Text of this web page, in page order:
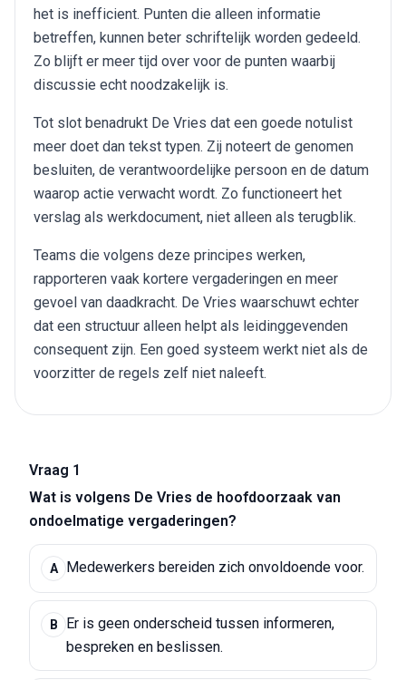
het is inefficient. Punten die alleen informatie
betreffen, kunnen beter schriftelijk worden gedeeld.
Zo blijft er meer tijd over voor de punten waarbij
discussie echt noodzakelijk is.
Tot slot benadrukt De Vries dat een goede notulist
meer doet dan tekst typen. Zij noteert de genomen
besluiten, de verantwoordelijke persoon en de datum
waarop actie verwacht wordt. Zo functioneert het
verslag als werkdocument, niet alleen als terugblik.
Teams die volgens deze principes werken,
rapporteren vaak kortere vergaderingen en meer
gevoel van daadkracht. De Vries waarschuwt echter
dat een structuur alleen helpt als leidinggevenden
consequent zijn. Een goed systeem werkt niet als de
voorzitter de regels zelf niet naleeft.
Vraag 1
Wat is volgens De Vries de hoofdoorzaak van
ondoelmatige vergaderingen?
A Medewerkers bereiden zich onvoldoende voor.
B
Er is geen onderscheid tussen informeren,
bespreken en beslissen.